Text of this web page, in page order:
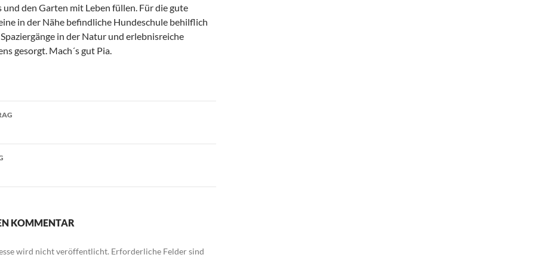
und den Garten mit Leben füllen. Für die gute
in der Nähe befindliche Hundeschule behilflich
in der Natur und erlebnisreiche
gesorgt. Mach´s gut Pia.
KOMMENTAR
wird nicht veröffentlicht. Erforderliche Felder sind